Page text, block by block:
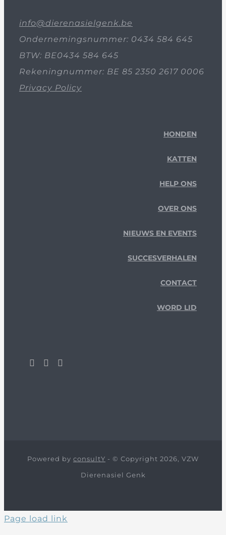
info@dierenasielgenk.be
Ondernemingsnummer: 0434 584 645
BTW: BE0434 584 645
Rekeningnummer: BE 85 2350 2617 0006
Privacy Policy
HONDEN
KATTEN
HELP ONS
OVER ONS
NIEUWS EN EVENTS
SUCCESVERHALEN
CONTACT
WORD LID
Powered by consultY - © Copyright 2026, VZW
Dierenasiel Genk
Page load link